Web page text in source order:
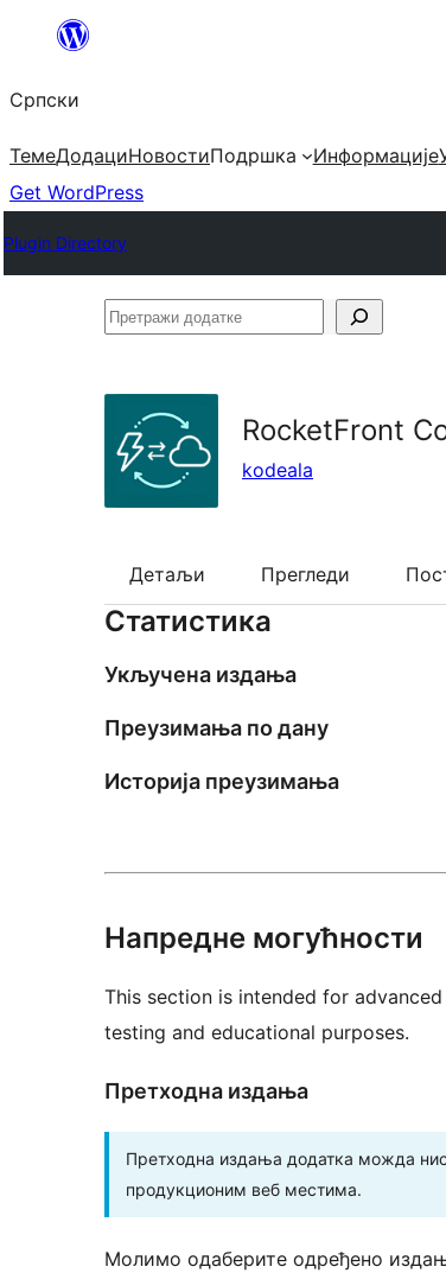
Скочи
садржај
Српски
ТемеДодациНовостиПодршка Информације
Get WordPress
Plugin Directory
Претражи
RocketFront
kodeala
Детаљи Прегледи
Статистика
Укључена издања
Преузимања по дану
Историја преузимања
Напредне могућности
This section is intended for
testing and educational purposes.
Претходна издања
Претходна издања додатка можда
продукционим веб местима.
Молимо одаберите одређено